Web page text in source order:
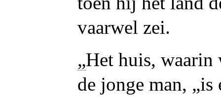
vaarwel zei.
„Het huis,
de jonge man,